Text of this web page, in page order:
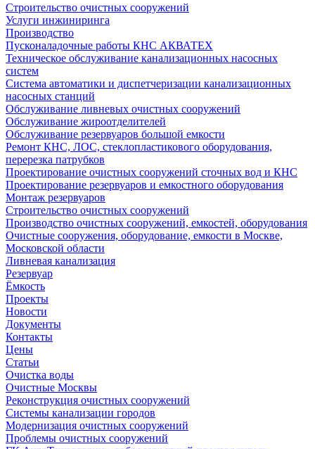
Строительство очистных сооружений
Услуги инжиниринга
Производство
Пусконаладочные работы КНС АКВАТЕХ
Техническое обслуживание канализационных насосных
систем
Система автоматики и диспетчеризации канализационных
насосных станций
Обслуживание ливневых очистных сооружений
Обслуживание жироотделителей
Обслуживание резервуаров большой емкости
Ремонт КНС, ЛОС, стеклопластикового оборудования,
перерезка патрубков
Проектирование очистных сооружений сточных вод и КНС
Проектирование резервуаров и емкостного оборудования
Монтаж резервуаров
Строительство очистных сооружений
Производство очистных сооружений, емкостей, оборудования
Очистные сооружения, оборудование, емкости в Москве,
Московской области
Ливневая канализация
Резервуар
Ёмкость
Проекты
Новости
Документы
Контакты
Цены
Статьи
Очистка воды
Очистные Москвы
Реконструкция очистных сооружений
Системы канализации городов
Модернизация очистных сооружений
Проблемы очистных сооружений